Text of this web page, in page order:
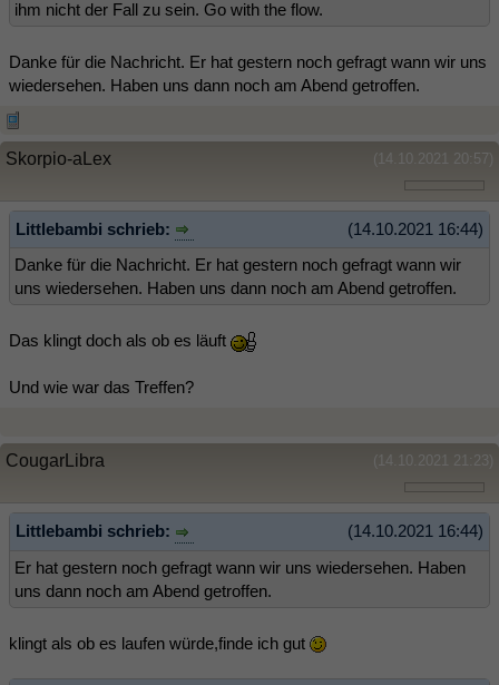
ihm nicht der Fall zu sein. Go with the flow.
Danke für die Nachricht. Er hat gestern noch gefragt wann wir uns
wiedersehen. Haben uns dann noch am Abend getroffen.
(14.10.2021 20:57)
Skorpio-aLex
(14.10.2021 16:44)
Littlebambi schrieb:
Danke für die Nachricht. Er hat gestern noch gefragt wann wir
uns wiedersehen. Haben uns dann noch am Abend getroffen.
Das klingt doch als ob es läuft
Und wie war das Treffen?
(14.10.2021 21:23)
CougarLibra
(14.10.2021 16:44)
Littlebambi schrieb:
Er hat gestern noch gefragt wann wir uns wiedersehen. Haben
uns dann noch am Abend getroffen.
klingt als ob es laufen würde,finde ich gut